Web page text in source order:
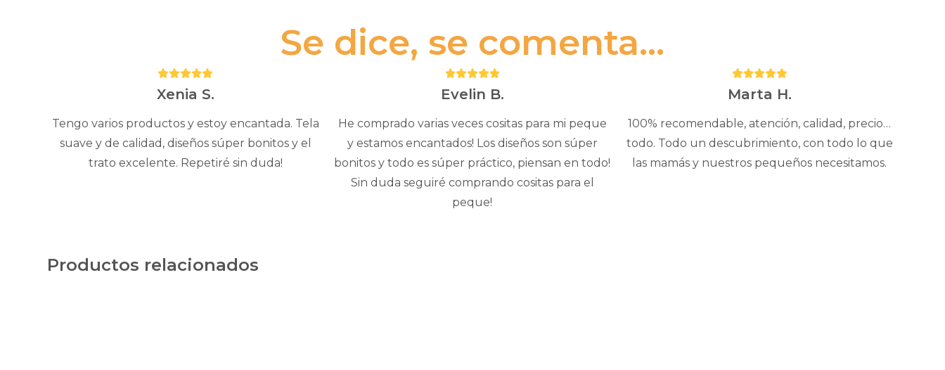
Se dice, se comenta...
Puntuación:
5
Xenia S.
Tengo varios productos y estoy encantada. Tela
suave y de calidad, diseños súper bonitos y el
trato excelente. Repetiré sin duda!
Puntuación:
5
Evelin B.
He comprado varias veces cositas para mi peque
y estamos encantados! Los diseños son súper
bonitos y todo es súper práctico, piensan en todo!
Sin duda seguiré comprando cositas para el
peque!
Puntuación:
5
Marta H.
100% recomendable, atención, calidad, precio…
todo. Todo un descubrimiento, con todo lo que
las mamás y nuestros pequeños necesitamos.
Productos relacionados